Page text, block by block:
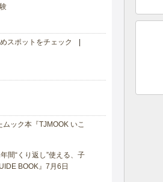
スポットをチェック
ック本『TJMOOK いこ
間“くり返し”使える、子
BOOK』7月6日